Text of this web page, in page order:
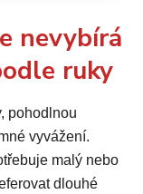
nevybírá
ruky
pohodlnou
vyvážení.
malý nebo
dlouhé